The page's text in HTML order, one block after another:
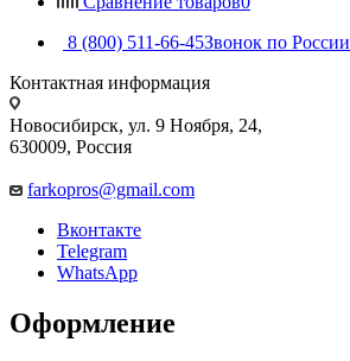
8 (800) 511-66-45Звонок по России
Контактная информация
Новосибирск, ул. 9 Ноября, 24,
630009, Россия
farkopros@gmail.com
Вконтакте
Telegram
WhatsApp
Оформление